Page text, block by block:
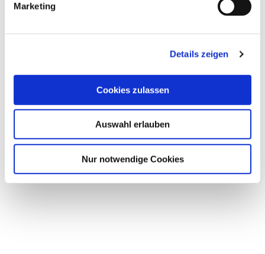
Marketing
Details zeigen
Cookies zulassen
Auswahl erlauben
Nur notwendige Cookies